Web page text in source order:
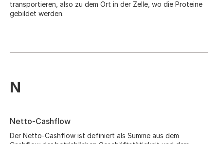
transportieren, also zu dem Ort in der Zelle, wo die Proteine
gebildet werden.
N
Netto-Cashflow
Der Netto-Cashflow ist definiert als Summe aus dem